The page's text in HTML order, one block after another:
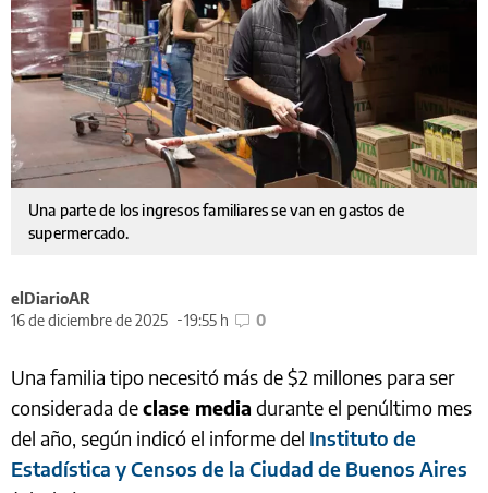
Una parte de los ingresos familiares se van en gastos de
supermercado.
elDiarioAR
16 de diciembre de 2025
19:55 h 0
Una familia tipo necesitó más de $2 millones para ser
considerada declase media durante el penúltimo mes
del año, según indicó el informe del Instituto de
Estadística y Censos de la Ciudad de Buenos Aires